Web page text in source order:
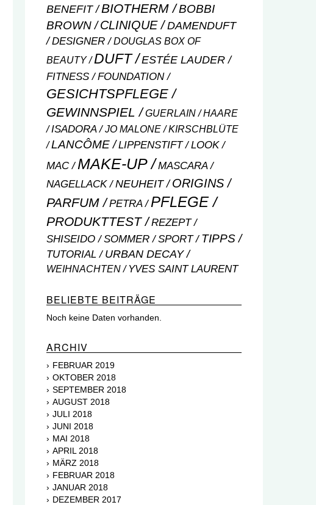
BENEFIT BIOTHERM
BOBBI
BROWN
CLINIQUE DAMENDUFT
DESIGNER
DOUGLAS BOX OF
BEAUTY
DUFT
ESTÉE LAUDER
FITNESS
FOUNDATION
GESICHTSPFLEGE
GEWINNSPIEL GUERLAIN HAARE
ISADORA JO MALONE KIRSCHBLÜTE
LANCÔME LIPPENSTIFT
LOOK
MAC
MAKE-UP MASCARA
NAGELLACK NEUHEIT ORIGINS
PARFUM PETRA PFLEGE
PRODUKTTEST REZEPT
SHISEIDO SOMMER SPORT TIPPS
TUTORIAL URBAN DECAY
WEIHNACHTEN YVES SAINT LAURENT
BELIEBTE BEITRÄGE
Noch keine Daten vorhanden.
ARCHIV
FEBRUAR 2019
OKTOBER 2018
SEPTEMBER 2018
AUGUST 2018
JULI 2018
JUNI 2018
MAI 2018
APRIL 2018
MÄRZ 2018
FEBRUAR 2018
JANUAR 2018
DEZEMBER 2017